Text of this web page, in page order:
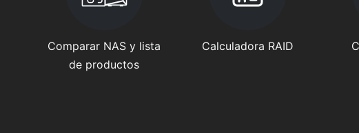
Comparar NAS y lista
de productos
Calculadora RAID